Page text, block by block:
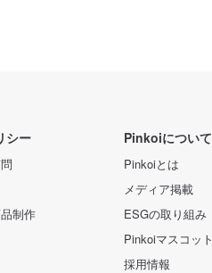
シー
制作
Pinkoiについて
Pinkoiとは
メディア掲載
ESGの取り組み
Pinkoiマスコット
採用情報